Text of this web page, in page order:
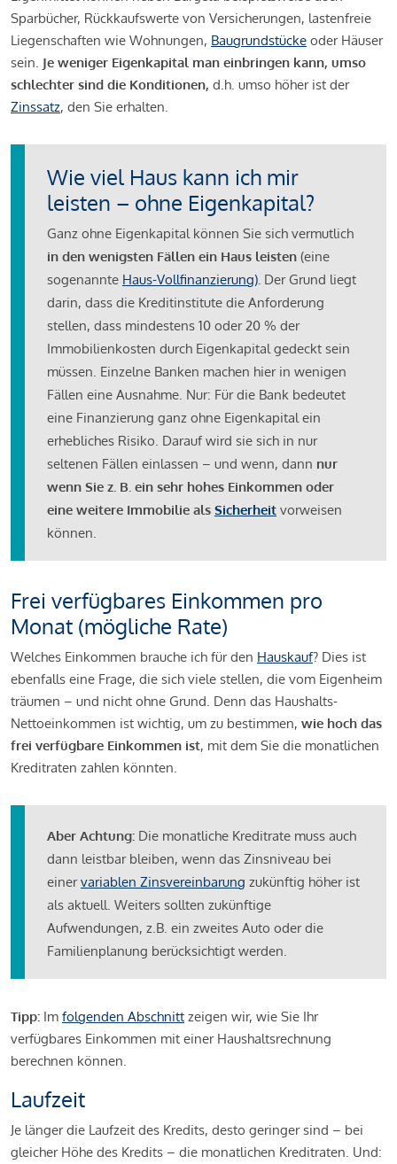
Sparbücher, Rückkaufswerte von Versicherungen, lastenfreie
Liegenschaften wie Wohnungen, Baugrundstücke oder Häuser
sein. Je weniger Eigenkapital man einbringen kann, umso
schlechter sind die Konditionen, d.h. umso höher ist der
Zinssatz, den Sie erhalten.
Wie viel Haus kann ich mir
leisten – ohne Eigenkapital?
Ganz ohne Eigenkapital können Sie sich vermutlich
in den wenigsten Fällen ein Haus leisten (eine
sogenannte Haus-Vollfinanzierung). Der Grund liegt
darin, dass die Kreditinstitute die Anforderung
stellen, dass mindestens 10 oder 20 % der
Immobilienkosten durch Eigenkapital gedeckt sein
müssen. Einzelne Banken machen hier in wenigen
Fällen eine Ausnahme. Nur: Für die Bank bedeutet
eine Finanzierung ganz ohne Eigenkapital ein
erhebliches Risiko. Darauf wird sie sich in nur
seltenen Fällen einlassen – und wenn, dann nur
wenn Sie z. B. ein sehr hohes Einkommen oder
eine weitere Immobilie als Sicherheit vorweisen
können.
Frei verfügbares Einkommen pro
Monat (mögliche Rate)
Welches Einkommen brauche ich für den Hauskauf? Dies ist
ebenfalls eine Frage, die sich viele stellen, die vom Eigenheim
träumen – und nicht ohne Grund. Denn das Haushalts-
Nettoeinkommen ist wichtig, um zu bestimmen, wie hoch das
frei verfügbare Einkommen ist, mit dem Sie die monatlichen
Kreditraten zahlen könnten.
Aber Achtung: Die monatliche Kreditrate muss auch
dann leistbar bleiben, wenn das Zinsniveau bei
einervariablen Zinsvereinbarung zukünftig höher ist
als aktuell. Weiters sollten zukünftige
Aufwendungen, z.B. ein zweites Auto oder die
Familienplanung berücksichtigt werden.
Tipp: Im folgenden Abschnitt zeigen wir, wie Sie Ihr
verfügbares Einkommen mit einer Haushaltsrechnung
berechnen können.
Laufzeit
Je länger die Laufzeit des Kredits, desto geringer sind – bei
gleicher Höhe des Kredits – die monatlichen Kreditraten. Und: